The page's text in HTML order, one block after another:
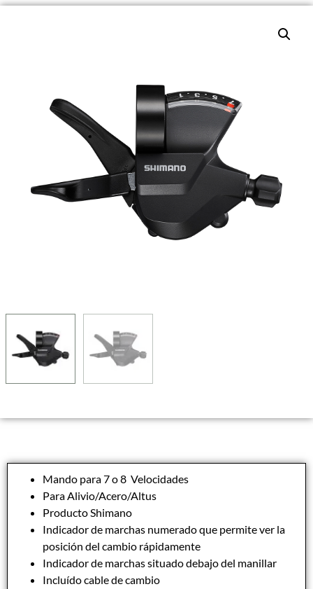
Mando para 7 o 8 Velocidades
Para Alivio/Acero/Altus
Producto Shimano
Indicador de marchas numerado que permite ver la
posición del cambio rápidamente
Indicador de marchas situado debajo del manillar
Incluído cable de cambio